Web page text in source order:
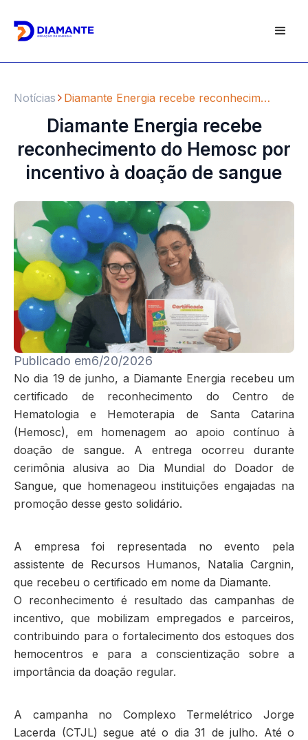
Notícias Diamante Energia recebe reconhecimento do Hemosc por incentivo à doação de sangue
Diamante Energia recebe
reconhecimento do Hemosc por
incentivo à doação de sangue
Publicado em6/20/2026
No dia 19 de junho, a Diamante Energia recebeu um
certificado de reconhecimento do Centro de
Hematologia e Hemoterapia de Santa Catarina
(Hemosc), em homenagem ao apoio contínuo à
doação de sangue. A entrega ocorreu durante
cerimônia alusiva ao Dia Mundial do Doador de
Sangue, que homenageou instituições engajadas na
promoção desse gesto solidário.
A empresa foi representada no evento pela
assistente de Recursos Humanos, Natalia Cargnin,
que recebeu o certificado em nome da Diamante.
O reconhecimento é resultado das campanhas de
incentivo, que mobilizam empregados e parceiros,
contribuindo para o fortalecimento dos estoques dos
hemocentros e para a conscientização sobre a
importância da doação regular.
A campanha no Complexo Termelétrico Jorge
Lacerda (CTJL) segue até o dia 31 de julho. Até o